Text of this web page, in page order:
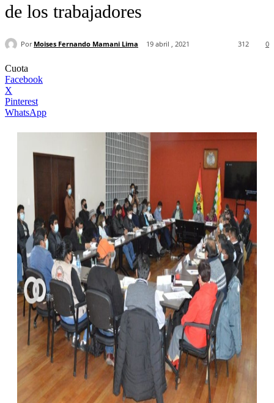
de los trabajadores
Por Moises Fernando Mamani Lima 19 abril , 2021 0
312
Cuota
Facebook
X
Pinterest
WhatsApp